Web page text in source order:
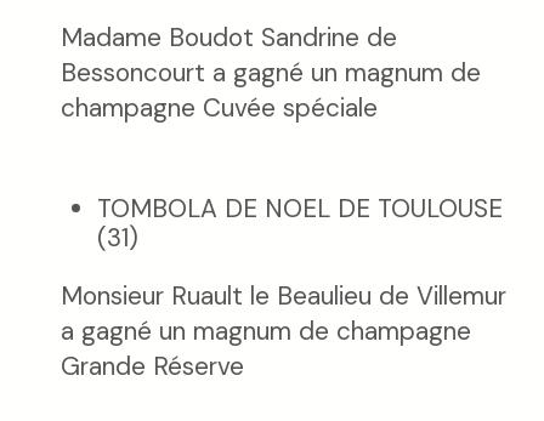
Madame Boudot Sandrine de
Bessoncourt a gagné un magnum de
champagne Cuvée spéciale
TOMBOLA DE NOEL DE TOULOUSE
(31)
Monsieur Ruault le Beaulieu de Villemur
a gagné un magnum de champagne
Grande Réserve